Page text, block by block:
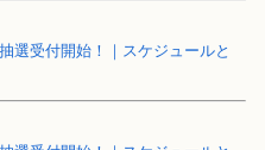
選受付開始！｜スケジュールと